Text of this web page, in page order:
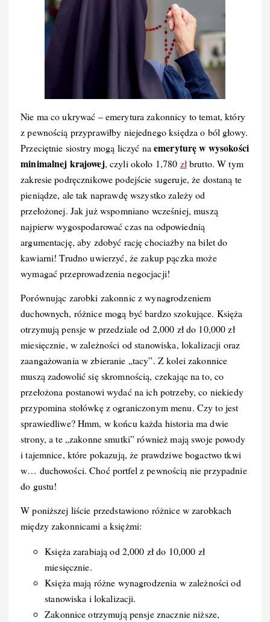
Nie ma co ukrywać – emerytura zakonnicy to temat, który
z pewnością przyprawiłby niejednego księdza o ból głowy.
Przeciętnie siostry mogą liczyć naemeryturę w wysokości
minimalnej krajowej, czyli około 1,780 złbrutto. W tym
zakresie podręcznikowe podejście sugeruje, że dostaną te
pieniądze, ale tak naprawdę wszystko zależy od
przełożonej. Jak już wspomniano wcześniej, muszą
najpierw wygospodarować czas na odpowiednią
argumentację, aby zdobyć rację chociażby na bilet do
kawiarni! Trudno uwierzyć, że zakup pączka może
wymagać przeprowadzenia negocjacji!
Porównując zarobki zakonnic z wynagrodzeniem
duchownych, różnice mogą być bardzo szokujące. Księża
otrzymują pensje w przedziale od 2,000 zł do 10,000 zł
miesięcznie, w zależności od stanowiska, lokalizacji oraz
zaangażowania w zbieranie „tacy”. Z kolei zakonnice
muszą zadowolić się skromnością, czekając na to, co
przełożona postanowi wydać na ich potrzeby, co niekiedy
przypomina stołówkę z ograniczonym menu. Czy to jest
sprawiedliwe? Hmm, w końcu każda historia ma dwie
strony, a te „zakonne smutki” również mają swoje powody
i tajemnice, które pokazują, że prawdziwe bogactwo tkwi
w… duchowości. Choć portfel z pewnością nie przypadnie
do gustu!
W poniższej liście przedstawiono różnice w zarobkach
między zakonnicami a księżmi:
Księża zarabiają od 2,000 zł do 10,000 zł
miesięcznie.
Księża mają różne wynagrodzenia w zależności od
stanowiska i lokalizacji.
Zakonnice otrzymują pensje znacznie niższe,